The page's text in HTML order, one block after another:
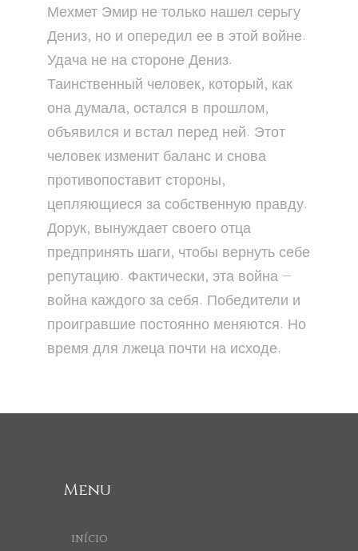
Мехмет Эмир не только нашел серьгу
Дениз, но и опередил ее в этой войне.
Удача не на стороне Дениз.
Таинственный человек, который, как
она думала, остался в прошлом,
объявился и встал перед ней. Этот
человек изменит баланс и снова
противопоставит стороны,
цепляющиеся за собственную правду.
Дорук, вынуждает своего отца
предпринять шаги, чтобы вернуть себе
репутацию. Фактически, эта война —
война каждого за себя. Победители и
проигравшие постоянно меняются. Но
время для лжеца почти на исходе.
Menu
INÍCIO